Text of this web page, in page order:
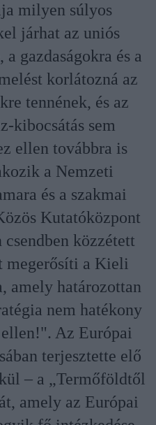
milyen súlyos
járhat az uniós
gazdaságokra és a
korlátozná az
tennének, és az
kibocsátás sem
ellen továbbra is
a Nemzeti
és a szakmai
Kutatóközpont
közzétett
megerősíti a Kieli
amely határozottan
nem hatékony
Az Európai
terjesztette elő
– a „Termőföldtől
amely az Európai